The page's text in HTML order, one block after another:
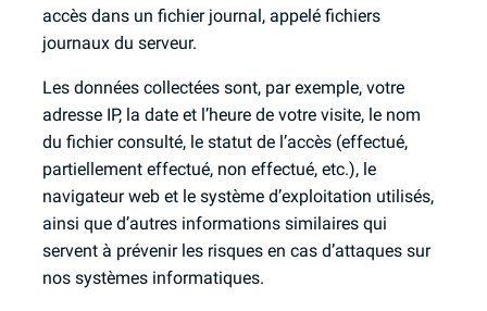
accès dans un fichier journal, appelé fichiers
journaux du serveur.
Les données collectées sont, par exemple, votre
adresse IP, la date et l’heure de votre visite, le nom
du fichier consulté, le statut de l’accès (effectué,
partiellement effectué, non effectué, etc.), le
navigateur web et le système d’exploitation utilisés,
ainsi que d’autres informations similaires qui
servent à prévenir les risques en cas d’attaques sur
nos systèmes informatiques.